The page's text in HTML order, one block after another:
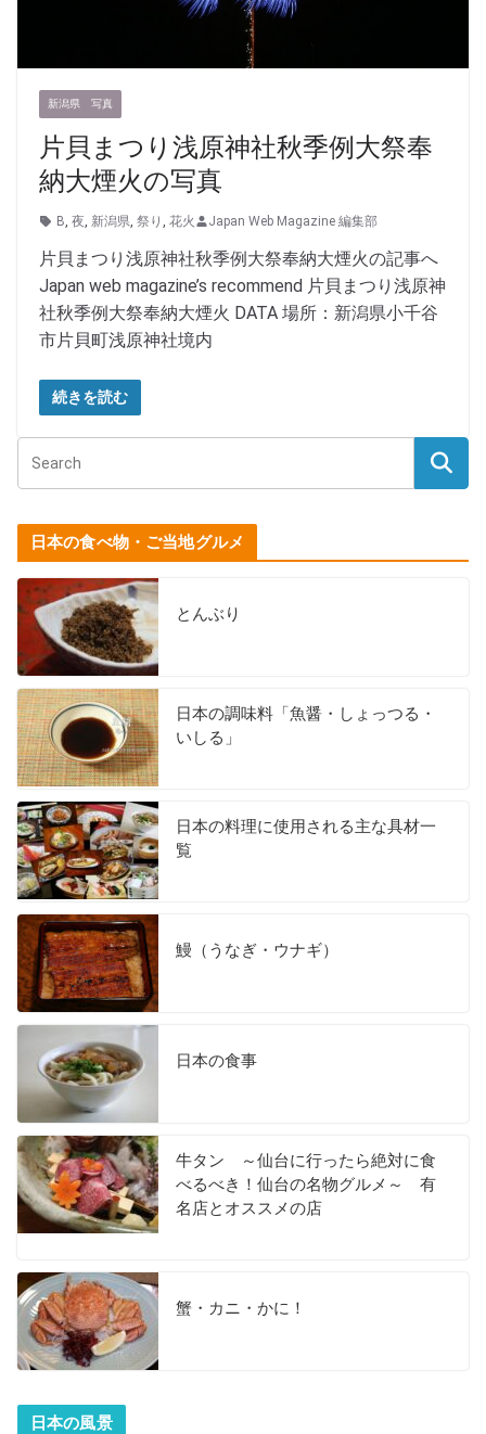
新潟県 写真
片貝まつり浅原神社秋季例大祭奉
納大煙火の写真
B 夜 新潟県 祭り 花火 Japan Web Magazine 編集部
片貝まつり浅原神社秋季例大祭奉納大煙火の記事へ
Japan web magazine’s recommend 片貝まつり浅原神
社秋季例大祭奉納大煙火 DATA 場所：新潟県小千谷
市片貝町浅原神社境内
続きを読む
日本の食べ物・ご当地グルメ
とんぶり
日本の調味料「魚醤・しょっつる・
いしる」
日本の料理に使用される主な具材一
覧
鰻（うなぎ・ウナギ）
日本の食事
牛タン ～仙台に行ったら絶対に食
べるべき！仙台の名物グルメ～ 有
名店とオススメの店
蟹・カニ・かに！
日本の風景